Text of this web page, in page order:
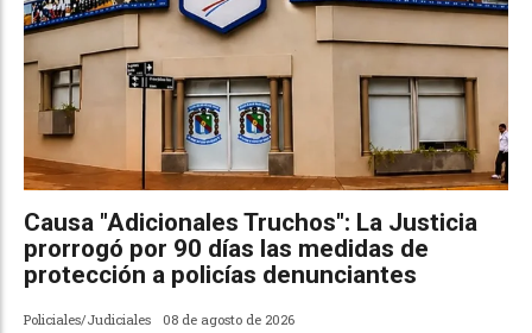
Causa "Adicionales Truchos": La Justicia
prorrogó por 90 días las medidas de
protección a policías denunciantes
Policiales/Judiciales 08 de agosto de 2026